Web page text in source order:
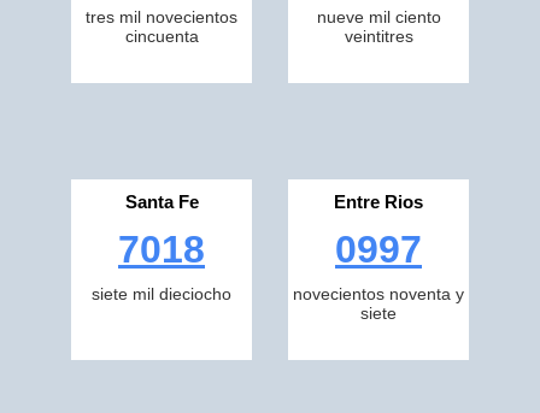
tres mil novecientos
cincuenta
nueve mil ciento
veintitres
Santa Fe
7018
siete mil dieciocho
Entre Rios
0997
novecientos noventa y
siete